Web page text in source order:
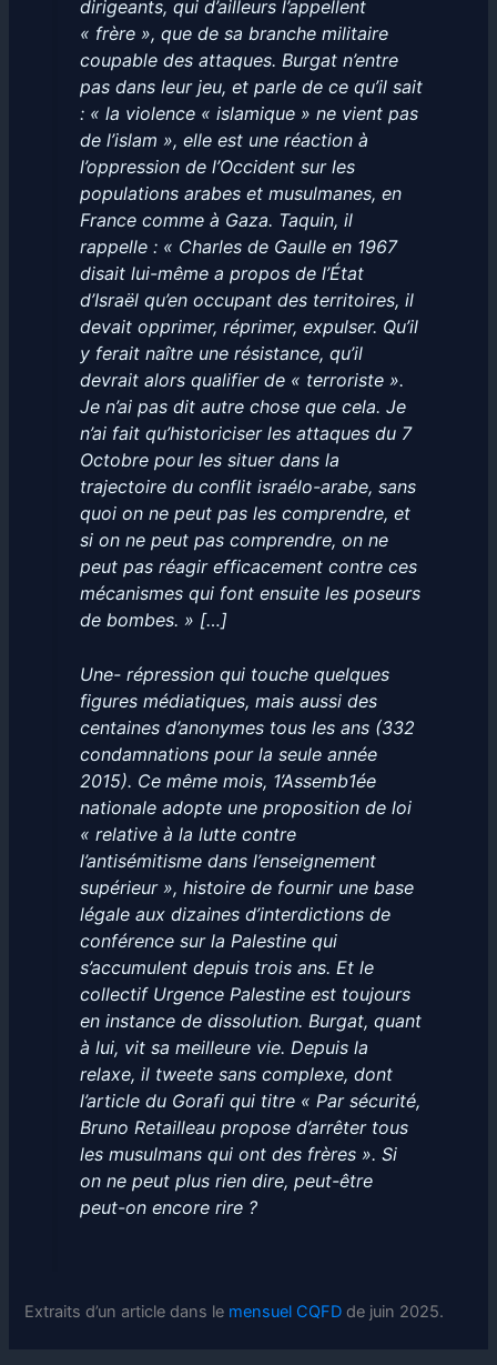
dirigeants, qui d’ailleurs l’appellent
« frère », que de sa branche militaire
coupable des attaques. Burgat n’entre
pas dans leur jeu, et parle de ce qu’il sait
: « la violence « islamique » ne vient pas
de l’islam », elle est une réaction à
l’oppression de l’Occident sur les
populations arabes et musulmanes, en
France comme à Gaza. Taquin, il
rappelle : « Charles de Gaulle en 1967
disait lui-même a propos de l’État
d’Israël qu’en occupant des territoires, il
devait opprimer, réprimer, expulser. Qu’il
y ferait naître une résistance, qu’il
devrait alors qualifier de « terroriste ».
Je n’ai pas dit autre chose que cela. Je
n’ai fait qu’historiciser les attaques du 7
Octobre pour les situer dans la
trajectoire du conflit israélo-arabe, sans
quoi on ne peut pas les comprendre, et
si on ne peut pas comprendre, on ne
peut pas réagir efficacement contre ces
mécanismes qui font ensuite les poseurs
de bombes. » […]
Une- répression qui touche quelques
figures médiatiques, mais aussi des
centaines d’anonymes tous les ans (332
condamnations pour la seule année
2015). Ce même mois, 1’Assemb1ée
nationale adopte une proposition de loi
« relative à la lutte contre
l’antisémitisme dans l’enseignement
supérieur », histoire de fournir une base
légale aux dizaines d’interdictions de
conférence sur la Palestine qui
s’accumulent depuis trois ans. Et le
collectif Urgence Palestine est toujours
en instance de dissolution. Burgat, quant
à lui, vit sa meilleure vie. Depuis la
relaxe, il tweete sans complexe, dont
l’article du Gorafi qui titre « Par sécurité,
Bruno Retailleau propose d’arrêter tous
les musulmans qui ont des frères ». Si
on ne peut plus rien dire, peut-être
peut-on encore rire ?
Extraits d’un article dans le mensuel CQFD de juin 2025.